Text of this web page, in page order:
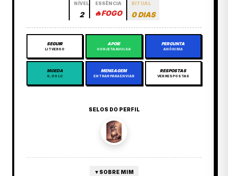
NÍVEL
2
ESSÊNCIA
🔥FOGO
RITUAL
0 DIAS
SEGUIR
LITVERSO
APOIE
GORJETA AVULSA
PERGUNTA
ANÔNIMA
MOEDA
0,00 LC
MENSAGEM
ENTRAR PARA ENVIAR
RESPOSTAS
VER RESPOSTAS
SELOS DO PERFIL
▼ SOBRE MIM